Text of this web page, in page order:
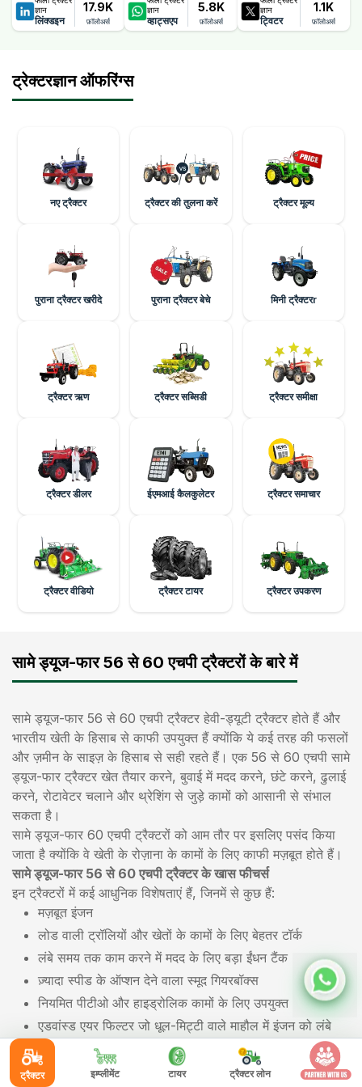
ज्ञान
लिंक्डइन
17.9K
फ़ॉलोअर्स
ज्ञान
व्हाट्सएप
5.8K
फ़ॉलोअर्स
ज्ञान
ट्विटर
1.1K
फ़ॉलोअर्स
ट्रेक्टरज्ञान ऑफरिंग्स
नए ट्रैक्टर ट्रैक्टर की तुलना करें ट्रैक्टर मूल्य
पुराना ट्रैक्टर खरीदे पुराना ट्रैक्टर बेचे मिनी ट्रैक्टरr
ट्रैक्टर ऋण ट्रैक्टर सब्सिडी ट्रैक्टर समीक्षा
ट्रैक्टर डीलर ईएमआई कैलकुलेटर ट्रैक्टर समाचार
ट्रैक्टर वीडियो ट्रैक्टर टायर ट्रैक्टर उपकरण
सामे ड्यूज-फार 56 से 60 एचपी ट्रैक्टरों के बारे में
सामे ड्यूज-फार 56 से 60 एचपी ट्रैक्टर हेवी-ड्यूटी ट्रैक्टर होते हैं और
भारतीय खेती के हिसाब से काफी उपयुक्त हैं क्योंकि ये कई तरह की फसलों
और ज़मीन के साइज़ के हिसाब से सही रहते हैं। एक 56 से 60 एचपी सामे
ड्यूज-फार ट्रैक्टर खेत तैयार करने, बुवाई में मदद करने, छंटे करने, ढुलाई
करने, रोटावेटर चलाने और थ्रेशिंग से जुड़े कामों को आसानी से संभाल
सकता है।
सामे ड्यूज-फार 60 एचपी ट्रैक्टरों को आम तौर पर इसलिए पसंद किया
जाता है क्योंकि वे खेती के रोज़ाना के कामों के लिए काफी मज़बूत होते हैं।
सामे ड्यूज-फार 56 से 60 एचपी ट्रैक्टर के खास फीचर्स
इन ट्रैक्टरों में कई आधुनिक विशेषताएं हैं, जिनमें से कुछ हैं:
मज़बूत इंजन
लोड वाली ट्रॉलियों और खेतों के कामों के लिए बेहतर टॉर्क
लंबे समय तक काम करने में मदद के लिए बड़ा ईंधन टैंक
ज़्यादा स्पीड के ऑप्शन देने वाला स्मूद गियरबॉक्स
नियमित पीटीओ और हाइड्रोलिक कामों के लिए उपयुक्त
एडवांस्ड एयर फिल्टर जो धूल-मिट्टी वाले माहौल में इंजन को लंबे
समय तक सुरक्षित रखता है
लोकप्रिय सामे ड्यूज-फार ट्रैक्टर 56 से 60 एचपी
ट्रैक्टर इम्प्लीमेंट टायर ट्रैक्टर लोन